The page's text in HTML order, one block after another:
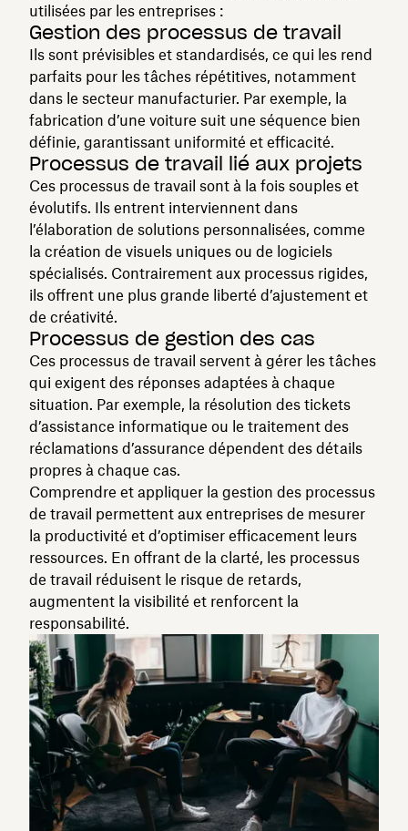
utilisées par les entreprises :
Gestion des processus de travail
Ils sont prévisibles et standardisés, ce qui les rend
parfaits pour les tâches répétitives, notamment
dans le secteur manufacturier. Par exemple, la
fabrication d’une voiture suit une séquence bien
définie, garantissant uniformité et efficacité.
Processus de travail lié aux projets
Ces processus de travail sont à la fois souples et
évolutifs. Ils entrent interviennent dans
l’élaboration de solutions personnalisées, comme
la création de visuels uniques ou de logiciels
spécialisés. Contrairement aux processus rigides,
ils offrent une plus grande liberté d’ajustement et
de créativité.
Processus de gestion des cas
Ces processus de travail servent à gérer les tâches
qui exigent des réponses adaptées à chaque
situation. Par exemple, la résolution des tickets
d’assistance informatique ou le traitement des
réclamations d’assurance dépendent des détails
propres à chaque cas.
Comprendre et appliquer la gestion des processus
de travail permettent aux entreprises de mesurer
la productivité et d’optimiser efficacement leurs
ressources. En offrant de la clarté, les processus
de travail réduisent le risque de retards,
augmentent la visibilité et renforcent la
responsabilité.